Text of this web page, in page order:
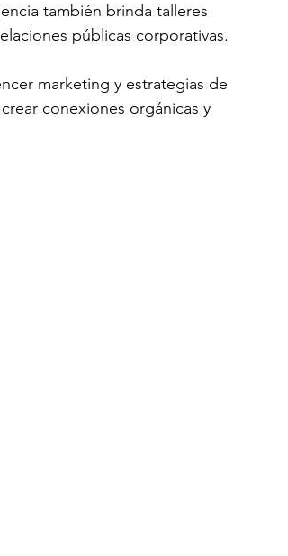
también brinda talleres
públicas corporativas.
marketing y estrategias de
conexiones orgánicas y